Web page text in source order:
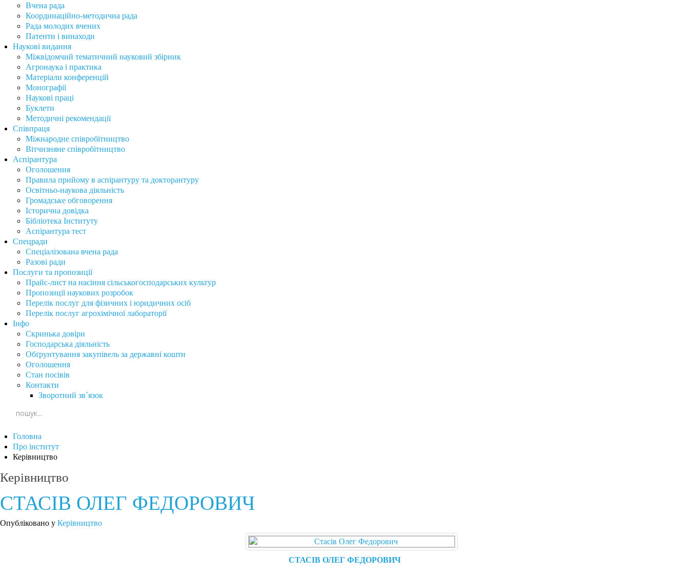
Вчена рада
Координаційно-методична рада
Рада молодих вчених
Патенти і винаходи
Наукові видання
Міжвідомчий тематичний науковий збірник
Агронаука і практика
Матеріали конференцій
Монографії
Наукові праці
Буклети
Методичні рекомендації
Співпраця
Міжнародне співробітництво
Вітчизняне співробітництво
Аспірантура
Оголошення
Правила прийому в аспірантуру та докторантуру
Освітньо-наукова діяльність
Громадське обговорення
Історична довідка
Бібліотека Інституту
Аспірантура тест
Спецради
Спеціалізована вчена рада
Разові ради
Послуги та пропозиції
Прайс-лист на насіння сільськогосподарських культур
Пропозиції наукових розробок
Перелік послуг для фізичних і юридичних осіб
Перелік послуг агрохімічної лабораторії
Інфо
Скринька довіри
Господарська діяльність
Обґрунтування закупівель за державні кошти
Оголошення
Стан посівів
Контакти
Зворотний зв`язок
Головна
Про інститут
Керівництво
Керівництво
СТАСІВ ОЛЕГ ФЕДОРОВИЧ
Опубліковано у Керівництво
СТАСІВ ОЛЕГ ФЕДОРОВИЧ